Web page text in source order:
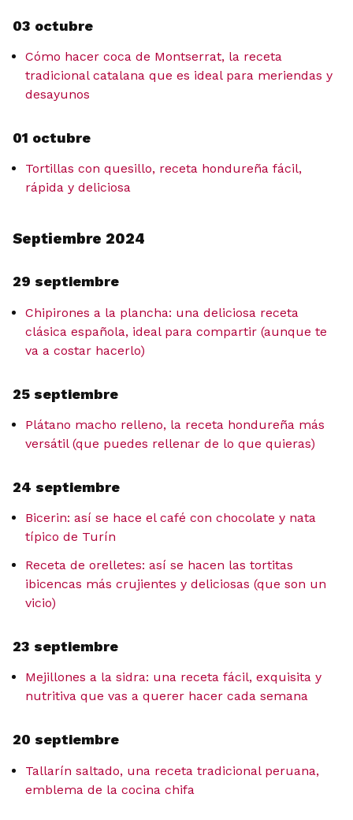
03 octubre
Cómo hacer coca de Montserrat, la receta
tradicional catalana que es ideal para meriendas y
desayunos
01 octubre
Tortillas con quesillo, receta hondureña fácil,
rápida y deliciosa
Septiembre 2024
29 septiembre
Chipirones a la plancha: una deliciosa receta
clásica española, ideal para compartir (aunque te
va a costar hacerlo)
25 septiembre
Plátano macho relleno, la receta hondureña más
versátil (que puedes rellenar de lo que quieras)
24 septiembre
Bicerin: así se hace el café con chocolate y nata
típico de Turín
Receta de orelletes: así se hacen las tortitas
ibicencas más crujientes y deliciosas (que son un
vicio)
23 septiembre
Mejillones a la sidra: una receta fácil, exquisita y
nutritiva que vas a querer hacer cada semana
20 septiembre
Tallarín saltado, una receta tradicional peruana,
emblema de la cocina chifa